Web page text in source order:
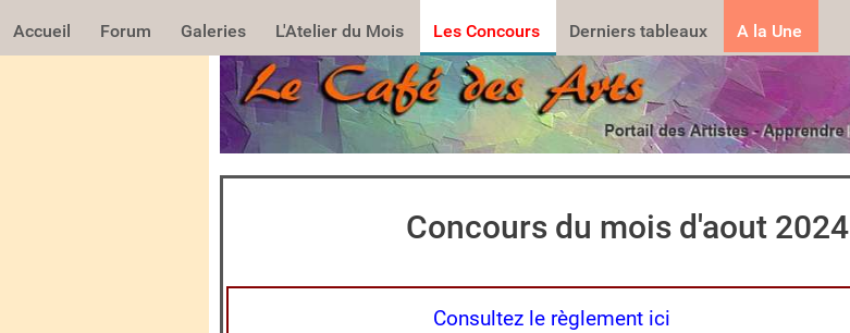
Accueil Forum Galeries L'Atelier du Mois Les Concours Derniers tableaux A la Une
Concours du mois d'aout 2024
Consultez le règlement ici